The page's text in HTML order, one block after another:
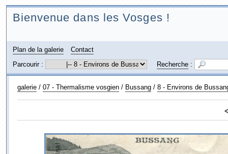
Bienvenue dans les Vosges !
Plan de la galerie
Contact
Parcourir :
Recherche:
galerie/ 07 - Thermalisme vosgien/ Bussang/ 8 - Environs de